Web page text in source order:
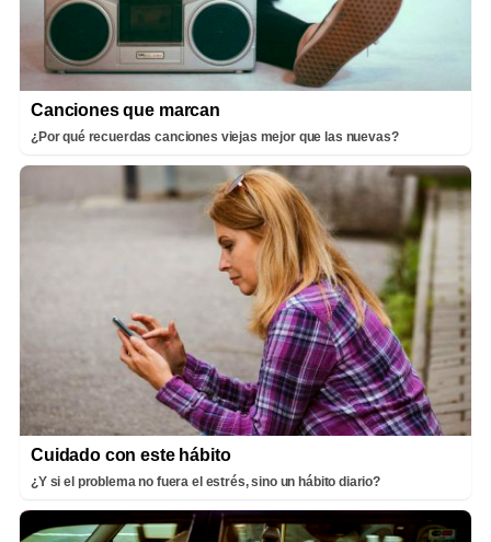
Canciones que marcan
¿Por qué recuerdas canciones viejas mejor que las nuevas?
Cuidado con este hábito
¿Y si el problema no fuera el estrés, sino un hábito diario?